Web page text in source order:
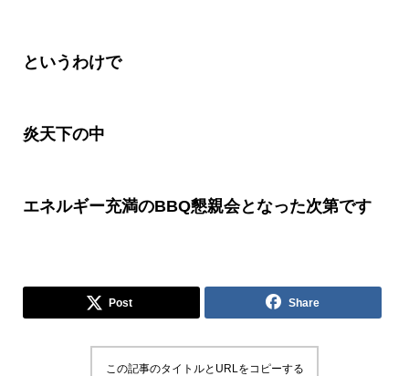
というわけで
炎天下の中
エネルギー充満のBBQ懇親会となった次第です
Post Share
この記事のタイトルとURLをコピーする